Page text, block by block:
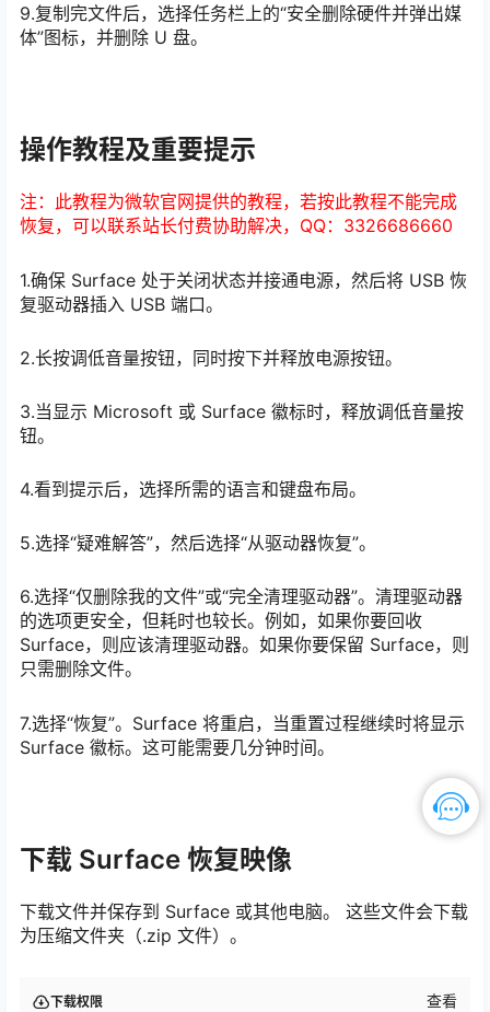
9.复制完文件后，选择任务栏上的“安全删除硬件并弹出媒
体”图标，并删除 U 盘。
操作教程及重要提示
注：此教程为微软官网提供的教程，若按此教程不能完成
恢复，可以联系站长付费协助解决，QQ：3326686660
1.确保 Surface 处于关闭状态并接通电源，然后将 USB 恢
复驱动器插入 USB 端口。
2.长按调低音量按钮，同时按下并释放电源按钮。
3.当显示 Microsoft 或 Surface 徽标时，释放调低音量按
钮。
4.看到提示后，选择所需的语言和键盘布局。
5.选择“疑难解答”，然后选择“从驱动器恢复”。
6.选择“仅删除我的文件”或“完全清理驱动器”。清理驱动器
的选项更安全，但耗时也较长。例如，如果你要回收
Surface，则应该清理驱动器。如果你要保留 Surface，则
只需删除文件。
7.选择“恢复”。Surface 将重启，当重置过程继续时将显示
Surface 徽标。这可能需要几分钟时间。
下载 Surface 恢复映像
下载文件并保存到 Surface 或其他电脑。 这些文件会下载
为压缩文件夹（.zip 文件）。
下载权限 查看